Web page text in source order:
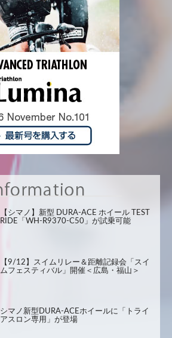
【シマノ】新型 DURA-ACE ホイール TEST
RIDE「WH-R9370-C50」が試乗可能
【9/12】スイムリレー＆距離記録会「スイ
ムフェスティバル」開催＜広島・福山＞
シマノ新型DURA-ACEホイールに「トライ
アスロン専用」が登場